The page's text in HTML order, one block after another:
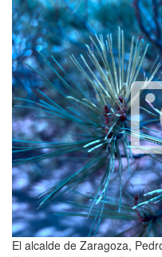
El alcalde de Zaragoza,